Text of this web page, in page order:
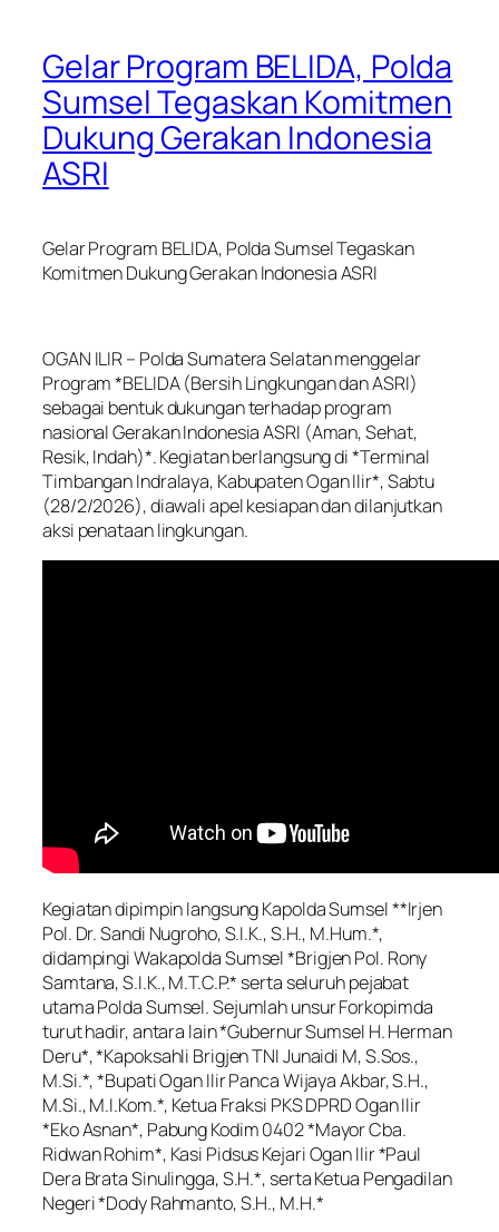
Gelar Program BELIDA, Polda
Sumsel Tegaskan Komitmen
Dukung Gerakan Indonesia
ASRI
Gelar Program BELIDA, Polda Sumsel Tegaskan
Komitmen Dukung Gerakan Indonesia ASRI
OGAN ILIR – Polda Sumatera Selatan menggelar
Program *BELIDA (Bersih Lingkungan dan ASRI)
sebagai bentuk dukungan terhadap program
nasional Gerakan Indonesia ASRI (Aman, Sehat,
Resik, Indah)*. Kegiatan berlangsung di *Terminal
Timbangan Indralaya, Kabupaten Ogan Ilir*, Sabtu
(28/2/2026), diawali apel kesiapan dan dilanjutkan
aksi penataan lingkungan.
Kegiatan dipimpin langsung Kapolda Sumsel **Irjen
Pol. Dr. Sandi Nugroho, S.I.K., S.H., M.Hum.*,
didampingi Wakapolda Sumsel *Brigjen Pol. Rony
Samtana, S.I.K., M.T.C.P.* serta seluruh pejabat
utama Polda Sumsel. Sejumlah unsur Forkopimda
turut hadir, antara lain *Gubernur Sumsel H. Herman
Deru*, *Kapoksahli Brigjen TNI Junaidi M, S.Sos.,
M.Si.*, *Bupati Ogan Ilir Panca Wijaya Akbar, S.H.,
M.Si., M.I.Kom.*, Ketua Fraksi PKS DPRD Ogan Ilir
*Eko Asnan*, Pabung Kodim 0402 *Mayor Cba.
Ridwan Rohim*, Kasi Pidsus Kejari Ogan Ilir *Paul
Dera Brata Sinulingga, S.H.*, serta Ketua Pengadilan
Negeri *Dody Rahmanto, S.H., M.H.*